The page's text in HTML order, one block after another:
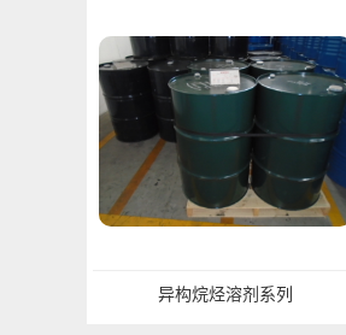
异构烷烃溶剂系列